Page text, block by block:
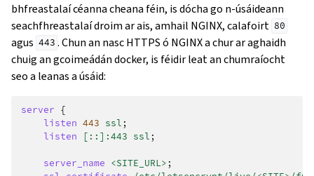
bhfreastalaí céanna cheana féin, is dócha go n-úsáideann
seachfhreastalaí droim ar ais, amhail NGINX, calafoirt 80
agus 443 . Chun an nasc HTTPS ó NGINX a chur ar aghaidh
chuig an gcoimeádán docker, is féidir leat an chumraíocht
seo a leanas a úsáid:
server {
listen 443 ssl ;
listen
[::]:443 ssl ;
server_name <SITE_URL> ;